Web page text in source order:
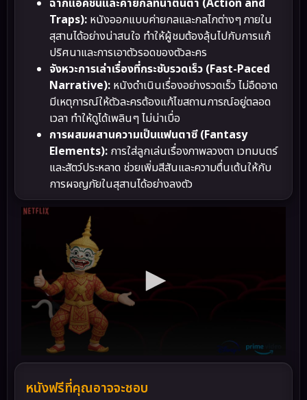
ฉากแอ็คชั่นและค่ายกลที่น่าตื่นตา (Action and
Traps): หนังออกแบบค่ายกลและกลไกต่างๆ ภายใน
สุสานได้อย่างน่าสนใจ ทำให้ผู้ชมต้องลุ้นไปกับการแก้
ปริศนาและการเอาตัวรอดของตัวละคร
จังหวะการเล่าเรื่องที่กระชับรวดเร็ว (Fast-Paced
Narrative): หนังดำเนินเรื่องอย่างรวดเร็ว ไม่อืดอาด
มีเหตุการณ์ให้ตัวละครต้องแก้ไขสถานการณ์อยู่ตลอด
เวลา ทำให้ดูได้เพลินๆ ไม่น่าเบื่อ
การผสมผสานความเป็นแฟนตาซี (Fantasy
Elements): การใส่ลูกเล่นเรื่องภาพลวงตา เวทมนตร์
และสัตว์ประหลาด ช่วยเพิ่มสีสันและความตื่นเต้นให้กับ
การผจญภัยในสุสานได้อย่างลงตัว
หนังฟรีที่คุณอาจจะชอบ